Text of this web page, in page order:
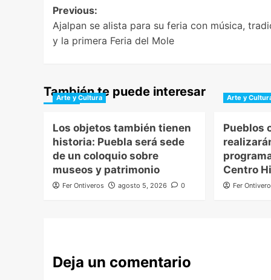
Post
navigation
Previous:
Ajalpan se alista para su feria con música,
y la primera Feria del Mole
También te puede interesar
Arte y Cultura
Los objetos también tienen
historia: Puebla será sede
de un coloquio sobre
museos y patrimonio
Fer Ontiveros agosto 5, 2026 0
Arte y
Pueblos
Centro
Fer
Deja un comentario